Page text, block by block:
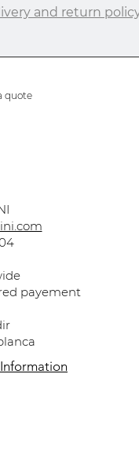
and return
quote
payement